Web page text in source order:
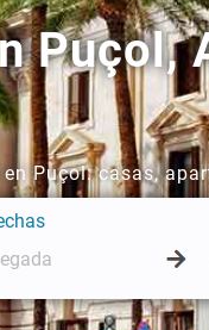
Puçol,
Puçol: casas,